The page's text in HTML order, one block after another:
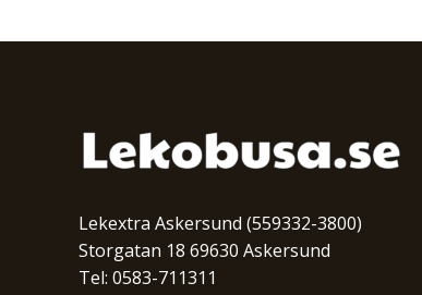
Lekextra Askersund (559332-3800)
Storgatan 18 69630 Askersund
Tel: 0583-711311